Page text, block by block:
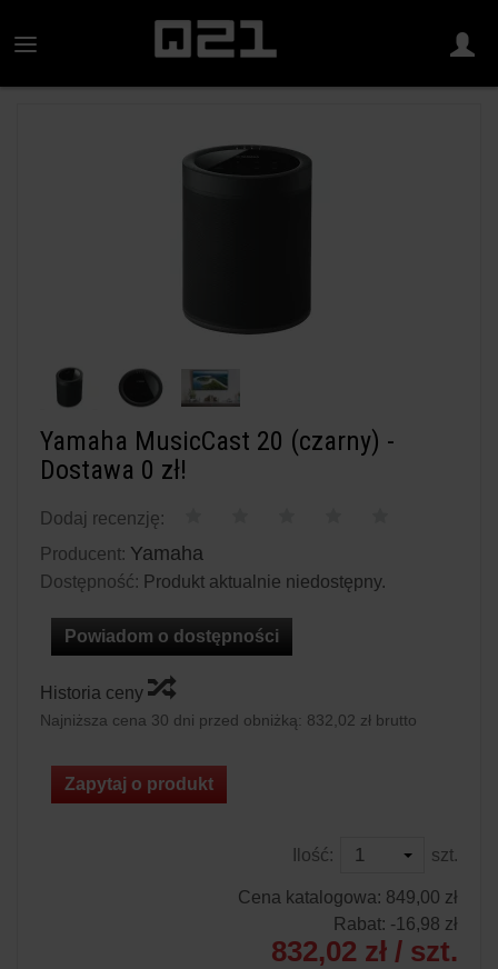
Yamaha MusicCast 20 (czarny) -
Dostawa 0 zł!
Dodaj recenzję:
Producent: Yamaha
Dostępność: Produkt aktualnie niedostępny.
Powiadom o dostępności
Historia ceny
Najniższa cena 30 dni przed obniżką: 832,02 zł brutto
Zapytaj o produkt
Ilość: szt.
Cena katalogowa: 849,00 zł
Rabat: -16,98 zł
832,02 zł / szt.